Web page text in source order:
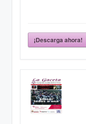
¡Descarga ahora!